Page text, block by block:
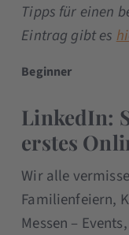
Tipps für einen
Eintrag gibt es
Beginner
LinkedIn:
erstes
Wir alle
Familienfeiern,
Messen –